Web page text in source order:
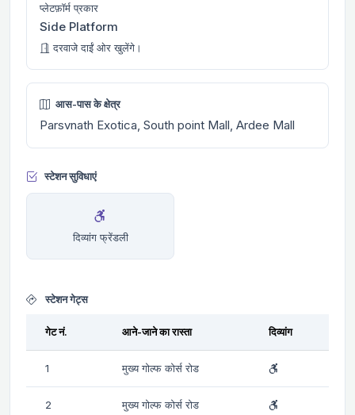
प्लेटफ़ॉर्म प्रकार
Side Platform
दरवाजे दाईं ओर खुलेंगे।
आस-पास के क्षेत्र
Parsvnath Exotica, South point Mall, Ardee Mall
स्टेशन सुविधाएं
दिव्यांग फ्रेंडली
स्टेशन गेट्स
गेट नं. आने-जाने का रास्ता दिव्यांग
1 मुख्य गोल्फ कोर्स रोड
2 मुख्य गोल्फ कोर्स रोड